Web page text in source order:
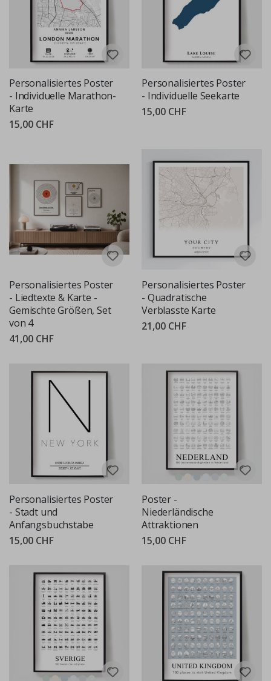
Personalisiertes Poster
- Individuelle Marathon-
Karte
15,00 CHF
Personalisiertes Poster
- Individuelle Seekarte
15,00 CHF
Personalisiertes Poster
- Liedtexte & Karte -
Gemischte Größen, Set
von 4
41,00 CHF
Personalisiertes Poster
- Quadratische
Verblasste Karte
21,00 CHF
Personalisiertes Poster
- Stadt und
Anfangsbuchstabe
15,00 CHF
Poster -
Niederländische
Attraktionen
15,00 CHF